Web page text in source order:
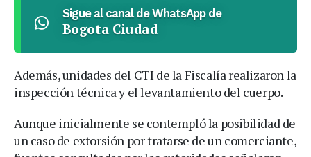
Sigue al canal de WhatsApp de
Bogota Ciudad
Además, unidades del CTI de la Fiscalía realizaron la
inspección técnica y el levantamiento del cuerpo.
Aunque inicialmente se contempló la posibilidad de
un caso de extorsión por tratarse de un comerciante,